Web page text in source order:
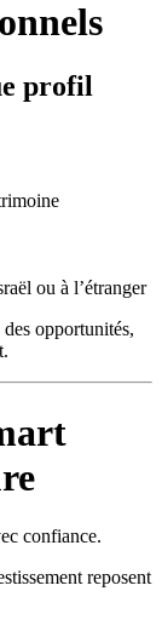
profil
ou à l’étranger
opportunités,
confiance.
reposent